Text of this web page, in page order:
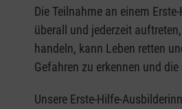
Die Teilnahme an einem
überall und jederzeit
handeln, kann Leben retten
Gefahren zu erkennen und
Unsere Erste-Hilfe-